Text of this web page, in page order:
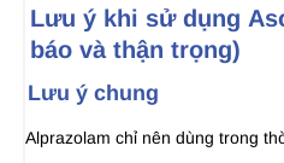
Lưu ý khi sử dụng
báo và thận trọng)
Lưu ý chung
Alprazolam chỉ nên dùng trong